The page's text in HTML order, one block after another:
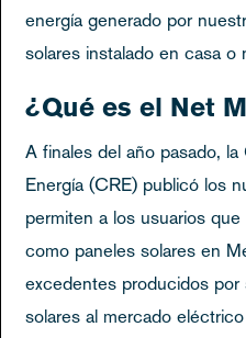
energía generado por
solares instalado en casa o
¿Qué es el Net
A finales del año pasado,
Energía (CRE) publicó los
permiten a los usuarios
como paneles solares en
excedentes producidos
solares al mercado